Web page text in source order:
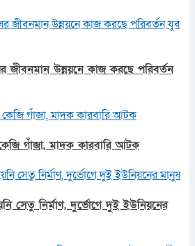
জীবনমান উন্নয়নে কাজ করছে পরিবর্তন
গাঁজা, মাদক কারবারি আটক
সেতু নির্মাণ, দুর্ভোগে দুই ইউনিয়নের